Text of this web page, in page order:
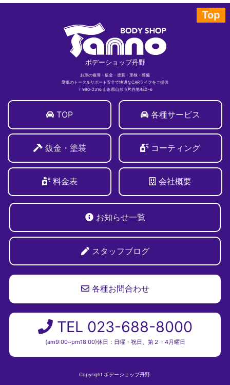
Top
ボデーショップ丹野
お車の修理・板金・塗装・車検・整備
愛車のトータルサポート安全で快適なCARライフをご提供
〒990-2316 山形県山形市片谷地482−6
TOP 各種サービス
鈑金・塗装 コーティング
料金表 会社概要
お知らせ一覧
スタッフブログ
各種お問合わせ
TEL 023-688-8000
(am9:00~pm18:00)休日：日曜・祝日、第２・4月曜日
Copyright ボデーショップ丹野.